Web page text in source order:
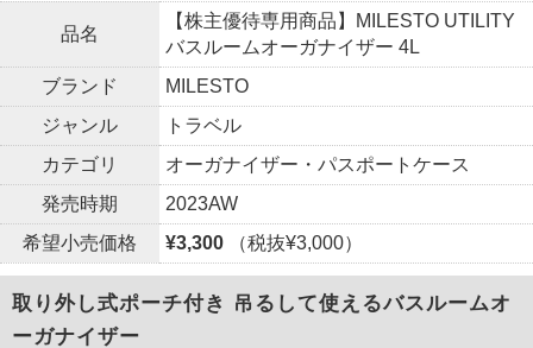
品名
【株主優待専用商品】MILESTO UTILITY
バスルームオーガナイザー 4L
ブランド
MILESTO
ジャンル
トラベル
カテゴリ
オーガナイザー・パスポートケース
発売時期
2023AW
希望小売価格
¥3,300 （税抜¥3,000）
取り外し式ポーチ付き 吊るして使えるバスルームオ
ーガナイザー